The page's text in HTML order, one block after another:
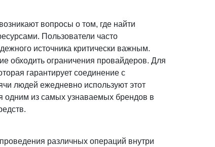
вопросы о том, где найти
Пользователи часто
источника критически важным.
обходить ограничения провайдеров. Для
гарантирует соединение с
людей ежедневно используют этот
одним из самых узнаваемых брендов в
различных операций внутри